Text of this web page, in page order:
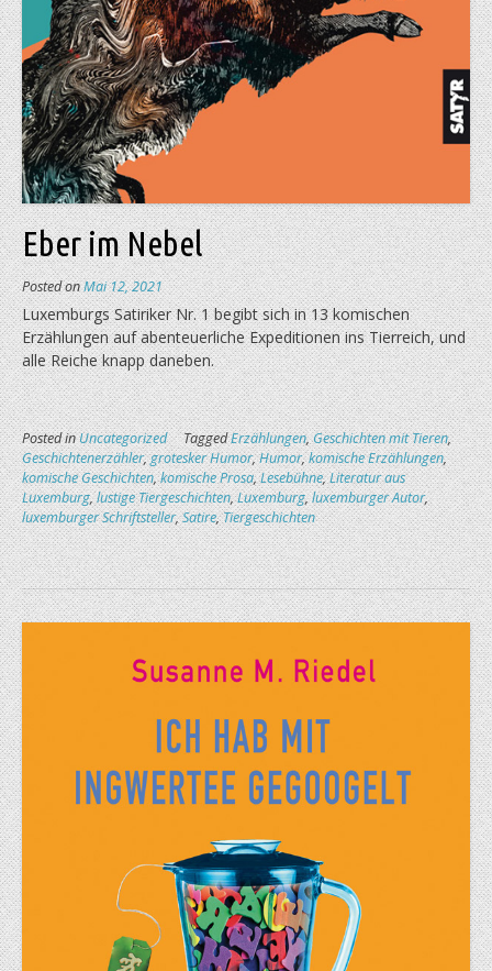
Eber im Nebel
Posted onMai 12, 2021
Luxemburgs Satiriker Nr. 1 begibt sich in 13 ko­mi­schen
Erzählungen auf abenteuerliche Expe­di­tionen ins Tierreich, und
alle Reiche knapp daneben.
Posted inUncategorized TaggedErzählungen,Geschichten mit Tieren,
Geschichtenerzähler,grotesker Humor,Humor,komische Erzählungen,
komische Geschichten,komische Prosa,Lesebühne,Literatur aus
Luxemburg,lustige Tiergeschichten,Luxemburg,luxemburger Autor,
luxemburger Schriftsteller,Satire,Tiergeschichten